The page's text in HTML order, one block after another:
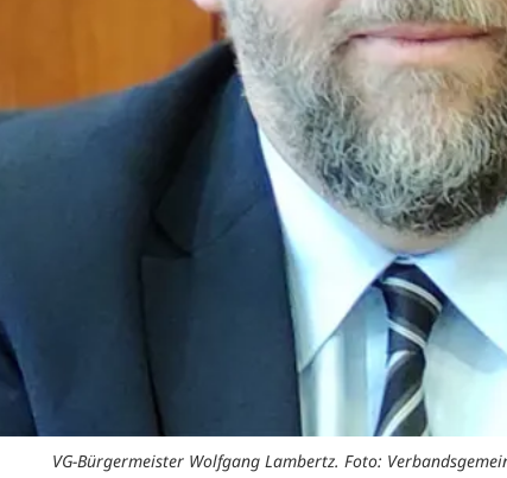
VG-Bürgermeister Wolfgang Lambertz. Foto: